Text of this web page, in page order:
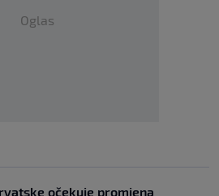
Oglas
očekuje promjena